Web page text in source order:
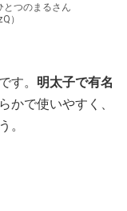
とつのまるさん
）
す。 明太子で有名
かで使いやすく、
。